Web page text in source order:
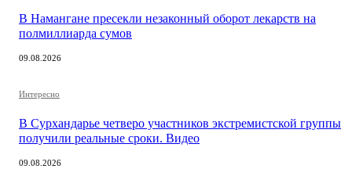
В Намангане пресекли незаконный оборот лекарств на
полмиллиарда сумов
09.08.2026
Интересно
В Сурхандарье четверо участников экстремистской группы
получили реальные сроки. Видео
09.08.2026